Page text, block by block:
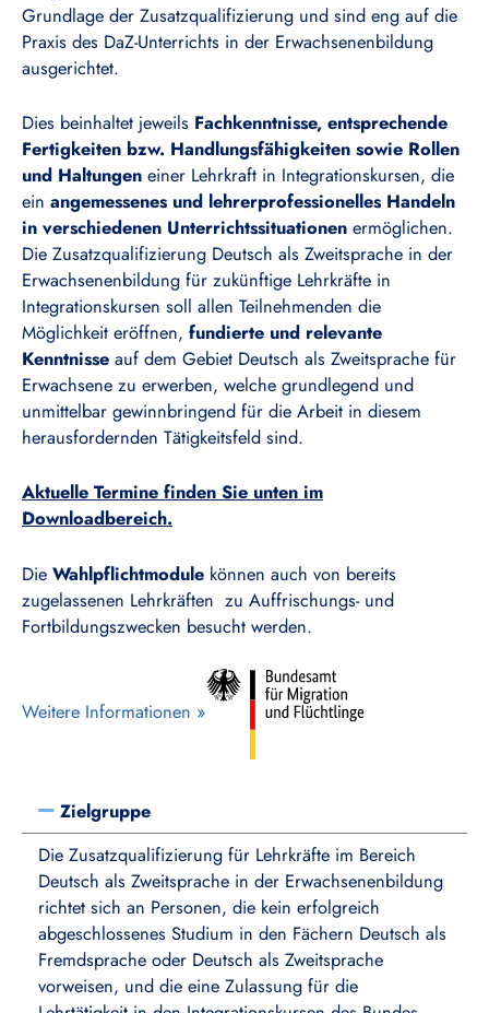
Grundlage der Zusatzqualifizierung und sind eng auf die
Praxis des DaZ-Unterrichts in der Erwachsenenbildung
ausgerichtet.
Dies beinhaltet jeweils Fachkenntnisse, entsprechende
Fertigkeiten bzw. Handlungsfähigkeiten sowie Rollen
und Haltungen einer Lehrkraft in Integrationskursen, die
ein angemessenes und lehrerprofessionelles Handeln
in verschiedenen Unterrichtssituationen ermöglichen.
Die Zusatzqualifizierung Deutsch als Zweitsprache in der
Erwachsenenbildung für zukünftige Lehrkräfte in
Integrationskursen soll allen Teilnehmenden die
Möglichkeit eröffnen, fundierte und relevante
Kenntnisse auf dem Gebiet Deutsch als Zweitsprache für
Erwachsene zu erwerben, welche grundlegend und
unmittelbar gewinnbringend für die Arbeit in diesem
herausfordernden Tätigkeitsfeld sind.
Aktuelle Termine finden Sie unten im
Downloadbereich.
Die Wahlpflichtmodule können auch von bereits
zugelassenen Lehrkräften zu Auffrischungs- und
Fortbildungszwecken besucht werden.
Weitere Informationen »
Zielgruppe
Die Zusatzqualifizierung für Lehrkräfte im Bereich
Deutsch als Zweitsprache in der Erwachsenenbildung
richtet sich an Personen, die kein erfolgreich
abgeschlossenes Studium in den Fächern Deutsch als
Fremdsprache oder Deutsch als Zweitsprache
vorweisen, und die eine Zulassung für die